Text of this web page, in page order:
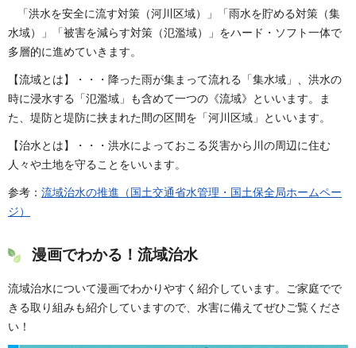
「洪水を安全に流す対策（河川区域）」「雨水を貯める対策（集
水域）」「被害を減らす対策（氾濫域）」をハード・ソフト一体で
多層的に進めていきます。
【流域とは】・・・降った雨が集まって流れる「集水域」、洪水の
時に浸水する「氾濫域」も含めて一つの《流域》といいます。ま
た、堤防と堤防に挟まれた間の区間を「河川区域」といいます。
【治水とは】・・・洪水によっておこる災害から川の周辺に住む
人々や土地を守ることをいいます。
参考： 流域治水の推進（国土交通省水管理・国土保全局ホームペー
ジ）
漫画でわかる！流域治水
流域治水について漫画でわかりやすく紹介しています。ご家庭でで
きる取り組みも紹介していますので、水害に備えてぜひご覧くださ
い！